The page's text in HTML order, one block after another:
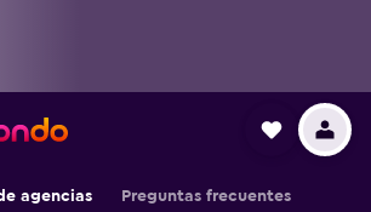
agencias Preguntas frecuentes